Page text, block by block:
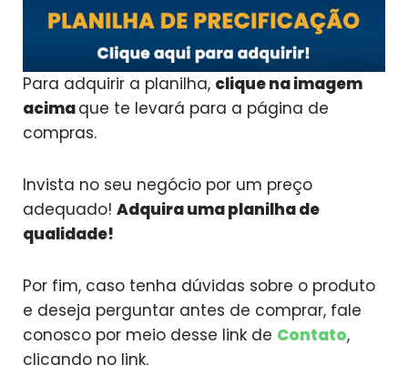
Para adquirir a planilha, clique na imagem
acimaque te levará para a página de
compras.
Invista no seu negócio por um preço
adequado! Adquira uma planilha de
qualidade!
Por fim, caso tenha dúvidas sobre o produto
e deseja perguntar antes de comprar, fale
conosco por meio desse link de Contato,
clicando no link.